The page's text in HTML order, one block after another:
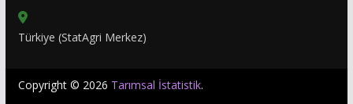
Türkiye (StatAgri Merkez)
Copyright © 2026 Tarımsal İstatistik.